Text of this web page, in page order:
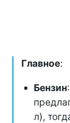
Главное:
Бензин
л),